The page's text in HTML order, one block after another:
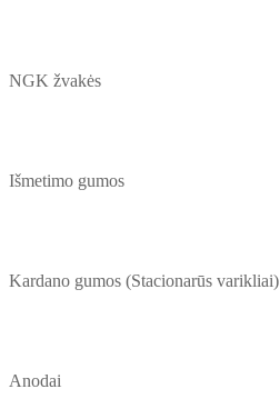
NGK žvakės
Išmetimo gumos
Kardano gumos (Stacionarūs varikliai)
Anodai